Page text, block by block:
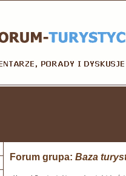
Forum grupa: Baza